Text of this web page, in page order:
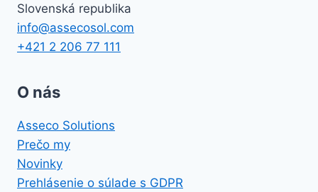
Slovenská republika
info@assecosol.com
+421 2 206 77 111
O nás
Asseco Solutions
Prečo my
Novinky
Prehlásenie o súlade s GDPR